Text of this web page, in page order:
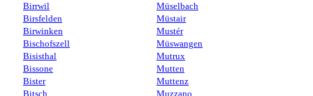
Birrwil
Birsfelden
Birwinken
Bischofszell
Bisisthal
Bissone
Bister
Bitsch
Müselbach
Müstair
Mustér
Müswangen
Mutrux
Mutten
Muttenz
Muzzano